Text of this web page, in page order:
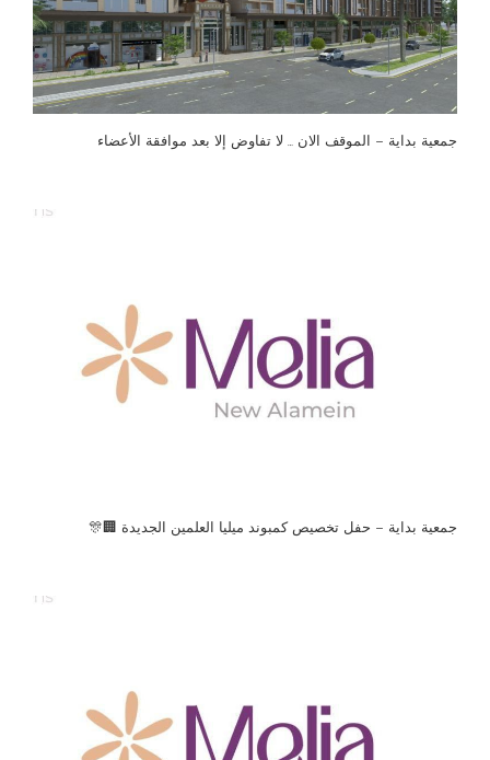
جمعية بداية – الموقف الان … لا تفاوض إلا بعد موافقة الأعضاء
جمعية بداية – حفل تخصيص كمبوند ميليا العلمين الجديدة 🏢🎊